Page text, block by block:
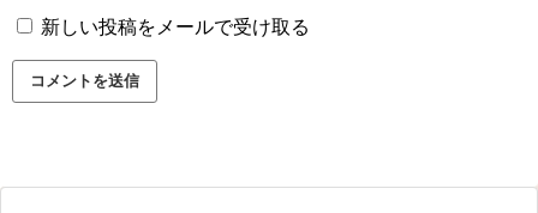
新しい投稿をメールで受け取る